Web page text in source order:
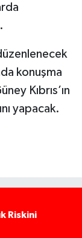
konuşma
Kıbrıs’ın
yapacak.
Riskini